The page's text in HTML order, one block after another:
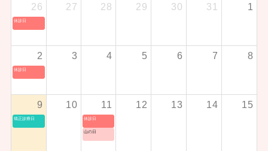
26
休診日
27 28 29 30 31 1
2
休診日
3 4 5 6 7 8
9
矯正診療日
10 11
休診日
山の日
12 13 14 15